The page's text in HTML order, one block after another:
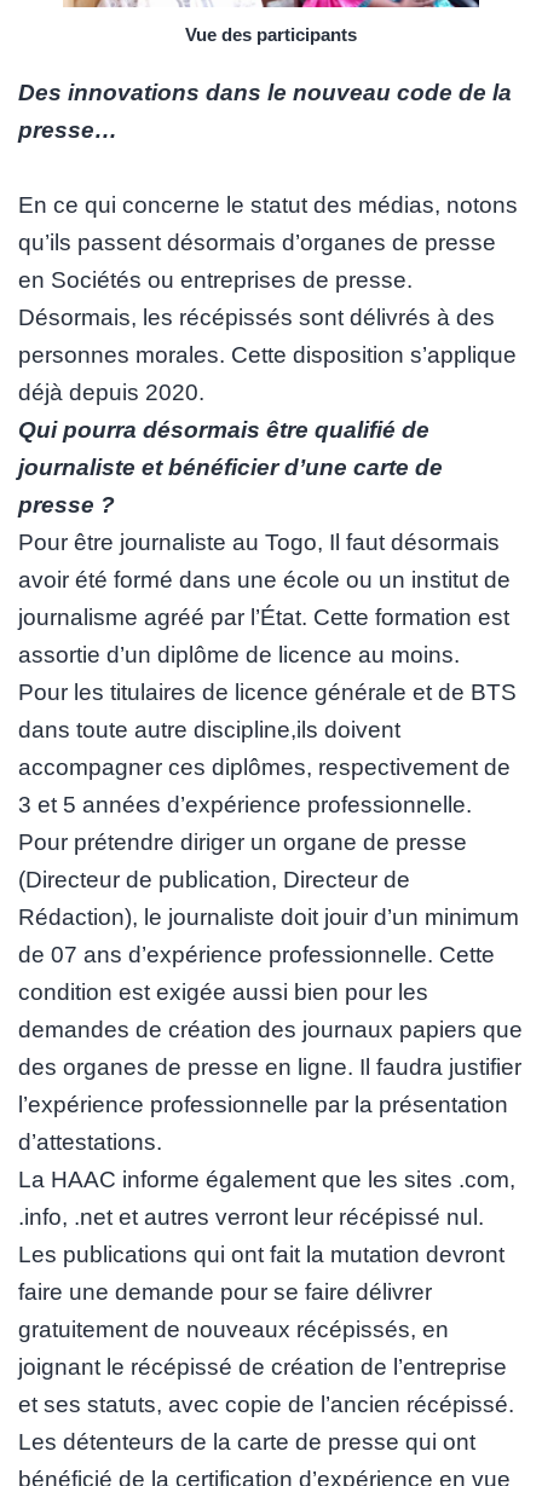
Vue des participants
Des innovations dans le nouveau code de la
presse…
En ce qui concerne le statut des médias, notons
qu’ils passent désormais d’organes de presse
en Sociétés ou entreprises de presse.
Désormais, les récépissés sont délivrés à des
personnes morales. Cette disposition s’applique
déjà depuis 2020.
Qui pourra désormais être qualifié de
journaliste et bénéficier d’une carte de
presse ?
Pour être journaliste au Togo, Il faut désormais
avoir été formé dans une école ou un institut de
journalisme agréé par l’État. Cette formation est
assortie d’un diplôme de licence au moins.
Pour les titulaires de licence générale et de BTS
dans toute autre discipline,ils doivent
accompagner ces diplômes, respectivement de
3 et 5 années d’expérience professionnelle.
Pour prétendre diriger un organe de presse
(Directeur de publication, Directeur de
Rédaction), le journaliste doit jouir d’un minimum
de 07 ans d’expérience professionnelle. Cette
condition est exigée aussi bien pour les
demandes de création des journaux papiers que
des organes de presse en ligne. Il faudra justifier
l’expérience professionnelle par la présentation
d’attestations.
La HAAC informe également que les sites .com,
.info, .net et autres verront leur récépissé nul.
Les publications qui ont fait la mutation devront
faire une demande pour se faire délivrer
gratuitement de nouveaux récépissés, en
joignant le récépissé de création de l’entreprise
et ses statuts, avec copie de l’ancien récépissé.
Les détenteurs de la carte de presse qui ont
bénéficié de la certification d’expérience en vue